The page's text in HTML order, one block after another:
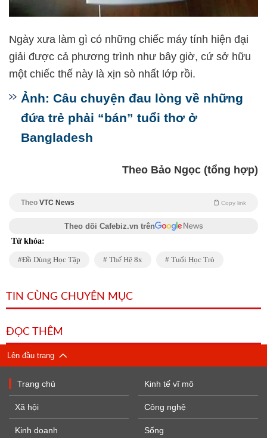
Ngày xưa làm gì có những chiếc máy tính hiện đại
giải được cả phương trình như bây giờ, cứ sở hữu
một chiếc thế này là xịn sò nhất lớp rồi.
Ảnh: Câu chuyện đau lòng về những
đứa trẻ phải “bán” tuổi thơ ở
Bangladesh
Theo Bảo Ngọc (tổng hợp)
Theo VTC News Copy link
Theo dõi Cafebiz.vn trên
Từ khóa:
Đồ Dùng Học Tập Thế Hệ 8x Tuổi Học Trò
TIN CÙNG CHUYÊN MỤC
ĐỌC THÊM
Lên đầu trang
Trang chủ
Xã hội
Kinh doanh
Kinh tế vĩ mô
Công nghệ
Sống